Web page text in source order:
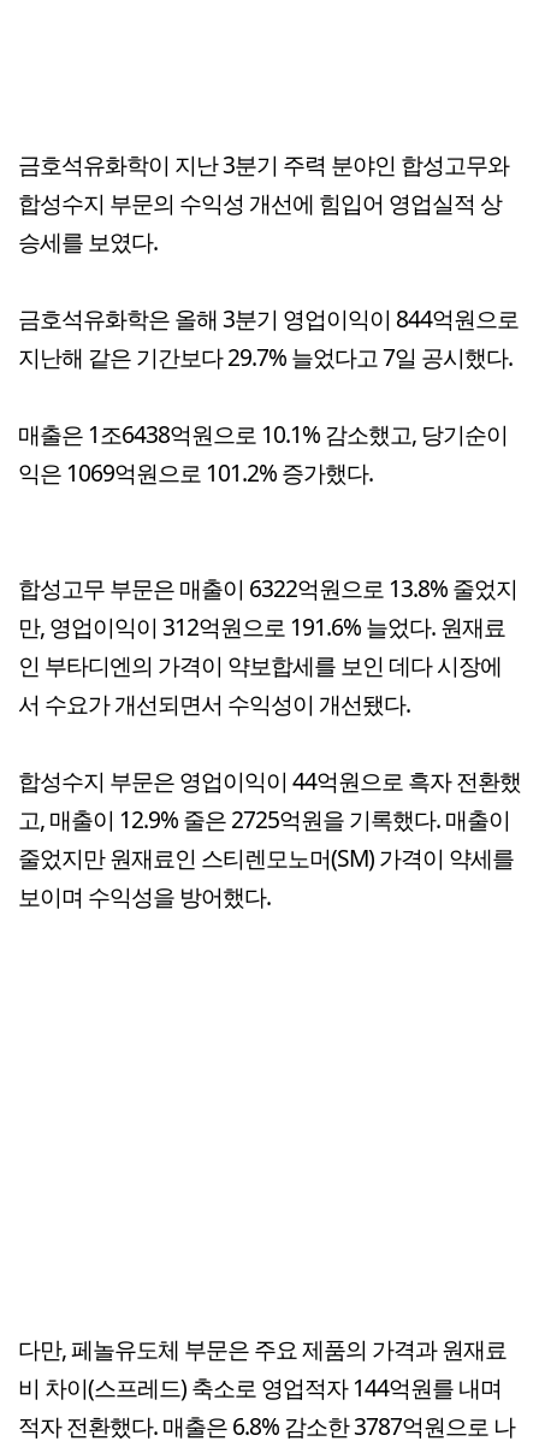
금호석유화학이 지난 3분기 주력 분야인 합성고무와
합성수지 부문의 수익성 개선에 힘입어 영업실적 상
승세를 보였다.
금호석유화학은 올해 3분기 영업이익이 844억원으로
지난해 같은 기간보다 29.7% 늘었다고 7일 공시했다.
매출은 1조6438억원으로 10.1% 감소했고, 당기순이
익은 1069억원으로 101.2% 증가했다.
합성고무 부문은 매출이 6322억원으로 13.8% 줄었지
만, 영업이익이 312억원으로 191.6% 늘었다. 원재료
인 부타디엔의 가격이 약보합세를 보인 데다 시장에
서 수요가 개선되면서 수익성이 개선됐다.
합성수지 부문은 영업이익이 44억원으로 흑자 전환했
고, 매출이 12.9% 줄은 2725억원을 기록했다. 매출이
줄었지만 원재료인 스티렌모노머(SM) 가격이 약세를
보이며 수익성을 방어했다.
다만, 페놀유도체 부문은 주요 제품의 가격과 원재료
비 차이(스프레드) 축소로 영업적자 144억원를 내며
적자 전환했다. 매출은 6.8% 감소한 3787억원으로 나